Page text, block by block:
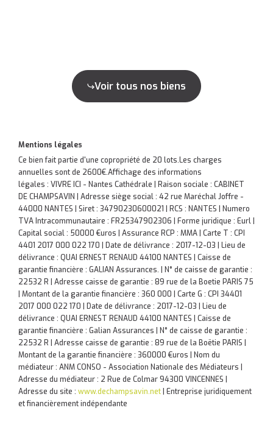
Voir tous nos biens
Mentions légales
Ce bien fait partie d'une copropriété de 20 lots.Les charges
annuelles sont de 2600€.Affichage des informations
légales : VIVRE ICI - Nantes Cathédrale | Raison sociale : CABINET
DE CHAMPSAVIN | Adresse siège social : 42 rue Maréchal Joffre -
44000 NANTES | Siret : 34790230600021 | RCS : NANTES | Numero
TVA Intracommunautaire : FR25347902306 | Forme juridique : Eurl |
Capital social : 50000 €uros | Assurance RCP : MMA | Carte T : CPI
4401 2017 000 022 170 | Date de délivrance : 2017-12-03 | Lieu de
délivrance : QUAI ERNEST RENAUD 44100 NANTES | Caisse de
garantie financière : GALIAN Assurances. | N° de caisse de garantie :
22532 R | Adresse caisse de garantie : 89 rue de la Boetie PARIS 75
| Montant de la garantie financière : 360 000 | Carte G : CPI 34401
2017 000 022 170 | Date de délivrance : 2017-12-03 | Lieu de
délivrance : QUAI ERNEST RENAUD 44100 NANTES | Caisse de
garantie financière : Galian Assurances | N° de caisse de garantie :
22532 R | Adresse caisse de garantie : 89 rue de la Boëtie PARIS |
Montant de la garantie financière : 360000 €uros | Nom du
médiateur : ANM CONSO - Association Nationale des Médiateurs |
Adresse du médiateur : 2 Rue de Colmar 94300 VINCENNES |
Adresse du site : www.dechampsavin.net Entreprise juridiquement
et financièrement indépendante